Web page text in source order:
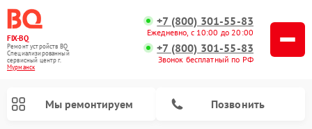
FIX-BQ
Ремонт устройств BQ
Специализированный
cервисный центр г.
Мурманск
+7 (800) 301-55-83
Ежедневно, с 10:00 до 20:00
+7 (800) 301-55-83
Звонок бесплатный по РФ
Мы ремонтируем Позвонить